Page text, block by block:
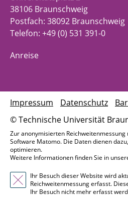
38106 Braunschweig
Postfach: 38092 Braunschweig
Telefon: +49 (0) 531 391-0
Anreise
© Technische Universität
Impressum Datenschutz
Zur anonymisierten
Software Matomo. Die Daten dienen
optimieren.
Weitere Informationen finden Sie in
Ihr Besuch dieser Website wird
Reichweitenmessung erfasst.
Ihr Besuch nicht mehr erfasst